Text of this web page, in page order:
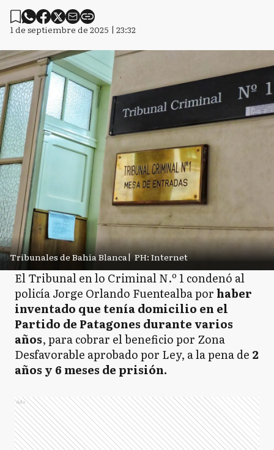
1 de septiembre de 2025 | 23:32
Tribunales de Bahía Blanca| PH: Internet
El Tribunal en lo Criminal N.º 1 condenó al
policía Jorge Orlando Fuentealba por haber
inventado que tenía domicilio en el
Partido de Patagones durante varios
años, para cobrar el beneficio por Zona
Desfavorable aprobado por Ley, a la pena de 2
años y 6 meses de prisión.
Ads